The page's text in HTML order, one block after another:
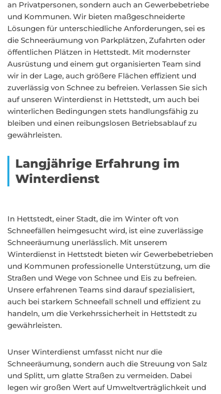
an Privatpersonen, sondern auch an Gewerbebetriebe
und Kommunen. Wir bieten maßgeschneiderte
Lösungen für unterschiedliche Anforderungen, sei es
die Schneeräumung von Parkplätzen, Zufahrten oder
öffentlichen Plätzen in Hettstedt. Mit modernster
Ausrüstung und einem gut organisierten Team sind
wir in der Lage, auch größere Flächen effizient und
zuverlässig von Schnee zu befreien. Verlassen Sie sich
auf unseren Winterdienst in Hettstedt, um auch bei
winterlichen Bedingungen stets handlungsfähig zu
bleiben und einen reibungslosen Betriebsablauf zu
gewährleisten.
Langjährige Erfahrung im
Winterdienst
In Hettstedt, einer Stadt, die im Winter oft von
Schneefällen heimgesucht wird, ist eine zuverlässige
Schneeräumung unerlässlich. Mit unserem
Winterdienst in Hettstedt bieten wir Gewerbebetrieben
und Kommunen professionelle Unterstützung, um die
Straßen und Wege von Schnee und Eis zu befreien.
Unsere erfahrenen Teams sind darauf spezialisiert,
auch bei starkem Schneefall schnell und effizient zu
handeln, um die Verkehrssicherheit in Hettstedt zu
gewährleisten.
Unser Winterdienst umfasst nicht nur die
Schneeräumung, sondern auch die Streuung von Salz
und Splitt, um glatte Straßen zu vermeiden. Dabei
legen wir großen Wert auf Umweltverträglichkeit und